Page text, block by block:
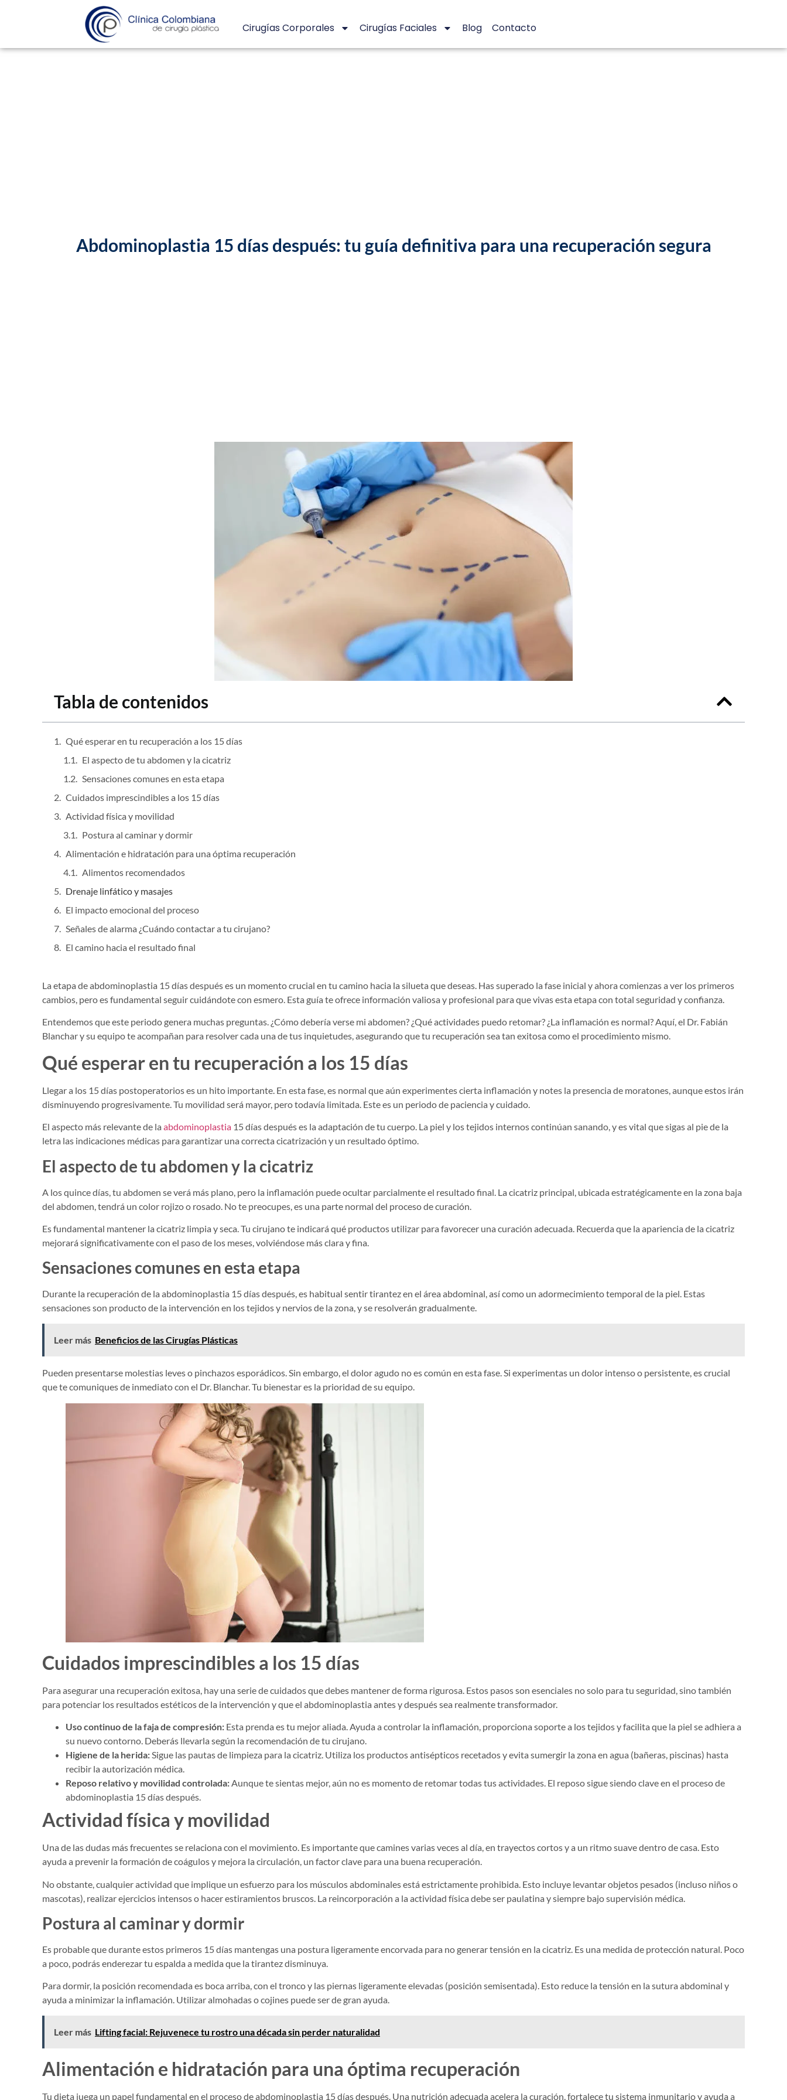
Cirugías Corporales Cirugías Faciales Blog Contacto
Abdominoplastia 15 días después: tu guía definitiva para una recuperación segura
Tabla de contenidos
Qué esperar en tu recuperación a los 15 días
El aspecto de tu abdomen y la cicatriz
Sensaciones comunes en esta etapa
Cuidados imprescindibles a los 15 días
Actividad física y movilidad
Postura al caminar y dormir
Alimentación e hidratación para una óptima recuperación
Alimentos recomendados
Drenaje linfático y masajes
El impacto emocional del proceso
Señales de alarma ¿Cuándo contactar a tu cirujano?
El camino hacia el resultado final
La etapa de abdominoplastia 15 días después es un momento crucial en tu camino hacia la silueta que deseas. Has superado la fase inicial y ahora comienzas a ver los primeros
cambios, pero es fundamental seguir cuidándote con esmero. Esta guía te ofrece información valiosa y profesional para que vivas esta etapa con total seguridad y confianza.
Entendemos que este periodo genera muchas preguntas. ¿Cómo debería verse mi abdomen? ¿Qué actividades puedo retomar? ¿La inflamación es normal? Aquí, el Dr. Fabián
Blanchar y su equipo te acompañan para resolver cada una de tus inquietudes, asegurando que tu recuperación sea tan exitosa como el procedimiento mismo.
Qué esperar en tu recuperación a los 15 días
Llegar a los 15 días postoperatorios es un hito importante. En esta fase, es normal que aún experimentes cierta inflamación y notes la presencia de moratones, aunque estos irán
disminuyendo progresivamente. Tu movilidad será mayor, pero todavía limitada. Este es un periodo de paciencia y cuidado.
El aspecto más relevante de la abdominoplastia 15 días después es la adaptación de tu cuerpo. La piel y los tejidos internos continúan sanando, y es vital que sigas al pie de la
letra las indicaciones médicas para garantizar una correcta cicatrización y un resultado óptimo.
El aspecto de tu abdomen y la cicatriz
A los quince días, tu abdomen se verá más plano, pero la inflamación puede ocultar parcialmente el resultado final. La cicatriz principal, ubicada estratégicamente en la zona baja
del abdomen, tendrá un color rojizo o rosado. No te preocupes, es una parte normal del proceso de curación.
Es fundamental mantener la cicatriz limpia y seca. Tu cirujano te indicará qué productos utilizar para favorecer una curación adecuada. Recuerda que la apariencia de la cicatriz
mejorará significativamente con el paso de los meses, volviéndose más clara y fina.
Sensaciones comunes en esta etapa
Durante la recuperación de la abdominoplastia 15 días después, es habitual sentir tirantez en el área abdominal, así como un adormecimiento temporal de la piel. Estas
sensaciones son producto de la intervención en los tejidos y nervios de la zona, y se resolverán gradualmente.
Leer más Beneficios de las Cirugías Plásticas
Pueden presentarse molestias leves o pinchazos esporádicos. Sin embargo, el dolor agudo no es común en esta fase. Si experimentas un dolor intenso o persistente, es crucial
que te comuniques de inmediato con el Dr. Blanchar. Tu bienestar es la prioridad de su equipo.
Cuidados imprescindibles a los 15 días
Para asegurar una recuperación exitosa, hay una serie de cuidados que debes mantener de forma rigurosa. Estos pasos son esenciales no solo para tu seguridad, sino también
para potenciar los resultados estéticos de la intervención y que el abdominoplastia antes y después sea realmente transformador.
Uso continuo de la faja de compresión: Esta prenda es tu mejor aliada. Ayuda a controlar la inflamación, proporciona soporte a los tejidos y facilita que la piel se adhiera a
su nuevo contorno. Deberás llevarla según la recomendación de tu cirujano.
Higiene de la herida:Sigue las pautas de limpieza para la cicatriz. Utiliza los productos antisépticos recetados y evita sumergir la zona en agua (bañeras, piscinas) hasta
recibir la autorización médica.
Reposo relativo y movilidad controlada:Aunque te sientas mejor, aún no es momento de retomar todas tus actividades. El reposo sigue siendo clave en el proceso de
abdominoplastia 15 días después.
Actividad física y movilidad
Una de las dudas más frecuentes se relaciona con el movimiento. Es importante que camines varias veces al día, en trayectos cortos y a un ritmo suave dentro de casa. Esto
ayuda a prevenir la formación de coágulos y mejora la circulación, un factor clave para una buena recuperación.
No obstante, cualquier actividad que implique un esfuerzo para los músculos abdominales está estrictamente prohibida. Esto incluye levantar objetos pesados (incluso niños o
mascotas), realizar ejercicios intensos o hacer estiramientos bruscos. La reincorporación a la actividad física debe ser paulatina y siempre bajo supervisión médica.
Postura al caminar y dormir
Es probable que durante estos primeros 15 días mantengas una postura ligeramente encorvada para no generar tensión en la cicatriz. Es una medida de protección natural. Poco
a poco, podrás enderezar tu espalda a medida que la tirantez disminuya.
Para dormir, la posición recomendada es boca arriba, con el tronco y las piernas ligeramente elevadas (posición semisentada). Esto reduce la tensión en la sutura abdominal y
ayuda a minimizar la inflamación. Utilizar almohadas o cojines puede ser de gran ayuda.
Leer más Lifting facial: Rejuvenece tu rostro una década sin perder naturalidad
Alimentación e hidratación para una óptima recuperación
Tu dieta juega un papel fundamental en el proceso de abdominoplastia 15 días después. Una nutrición adecuada acelera la curación, fortalece tu sistema inmunitario y ayuda a